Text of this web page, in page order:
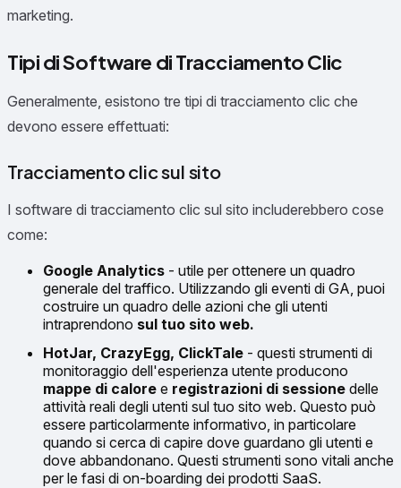
marketing.
Tipi di Software di Tracciamento Clic
Generalmente, esistono tre tipi di tracciamento clic che
devono essere effettuati:
Tracciamento clic sul sito
I software di tracciamento clic sul sito includerebbero cose
come:
Google Analytics - utile per ottenere un quadro
generale del traffico. Utilizzando gli eventi di GA, puoi
costruire un quadro delle azioni che gli utenti
intraprendono sul tuo sito web.
HotJar, CrazyEgg, ClickTale - questi strumenti di
monitoraggio dell'esperienza utente producono
mappe di calore e registrazioni di sessione delle
attività reali degli utenti sul tuo sito web. Questo può
essere particolarmente informativo, in particolare
quando si cerca di capire dove guardano gli utenti e
dove abbandonano. Questi strumenti sono vitali anche
per le fasi di on-boarding dei prodotti SaaS.